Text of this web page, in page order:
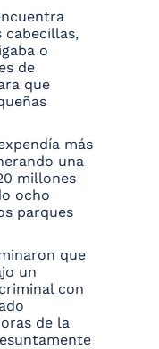
cabecillas,
o
de
que
más
una
millones
ocho
parques
que
un
con
de la